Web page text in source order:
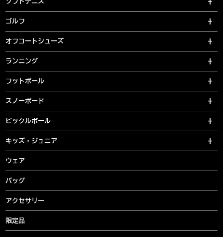
ソフトテニス
ゴルフ
オフコートシューズ
ランニング
フットボール
スノーボード
ピックルボール
キッズ・ジュニア
ウェア
バッグ
アクセサリー
限定品